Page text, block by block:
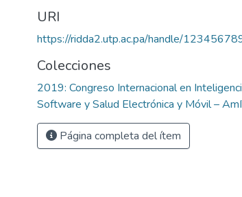
URI
https://ridda2.utp.ac.pa/handle/
Colecciones
2019: Congreso Internacional en
Software y Salud Electrónica y Móvil –
Página completa del ítem